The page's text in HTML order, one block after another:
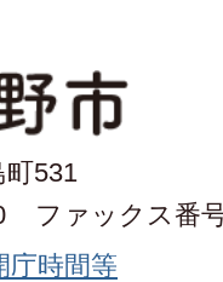
531
ファックス番
庁時間等